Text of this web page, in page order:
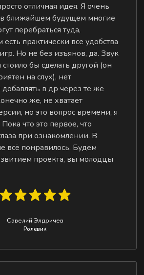
отличная идея. Я очень
в ближайшем будущем многие
перебраться туда,
есть практически все удобства
Но не без изъянов, да. Звук
бы сделать другой (он
на слух), нет
в др через те же
же, не хватает
но это вопрос времени, я
что это первое, что
при ознакомлении. В
всё понравилось. Будем
проекта, вы молодцы
Савелий Элдричев
Ролевик